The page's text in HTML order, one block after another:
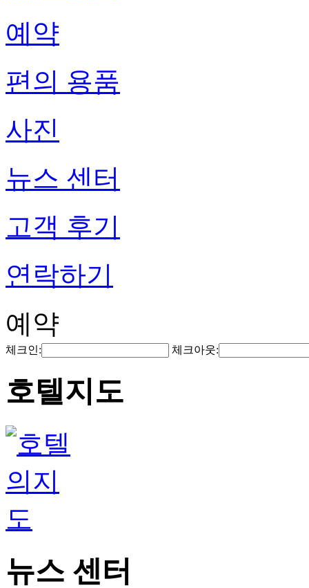
예약
편의 용품
사진
뉴스 센터
고객 후기
연락하기
예약
체크인: 체크아웃:
호텔지도
뉴스 센터